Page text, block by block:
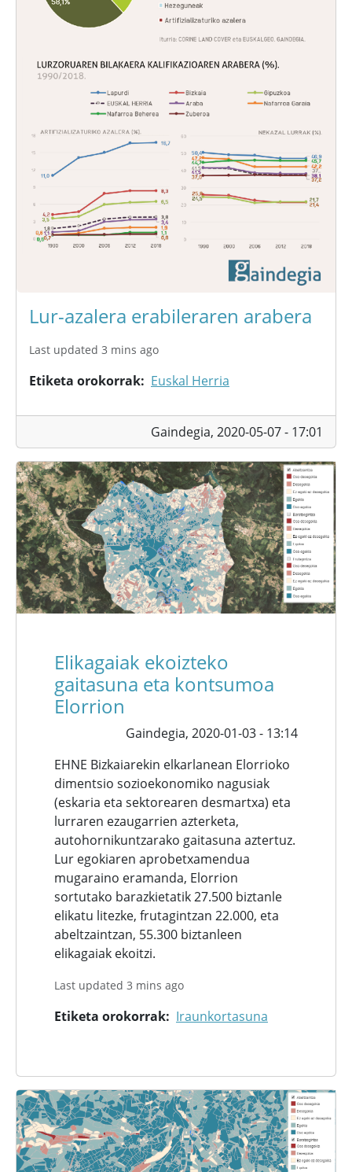
Lur-azalera erabileraren arabera
Last updated 3 mins ago
Etiketa orokorrak Euskal Herria
Gaindegia, 2020-05-07 - 17:01
Elikagaiak ekoizteko
gaitasuna eta kontsumoa
Elorrion
Gaindegia, 2020-01-03 - 13:14
EHNE Bizkaiarekin elkarlanean Elorrioko
dimentsio sozioekonomiko nagusiak
(eskaria eta sektorearen desmartxa) eta
lurraren ezaugarrien azterketa,
autohornikuntzarako gaitasuna aztertuz.
Lur egokiaren aprobetxamendua
mugaraino eramanda, Elorrion
sortutako barazkietatik 27.500 biztanle
elikatu litezke, frutagintzan 22.000, eta
abeltzaintzan, 55.300 biztanleen
elikagaiak ekoitzi.
Last updated 3 mins ago
Etiketa orokorrak Iraunkortasuna